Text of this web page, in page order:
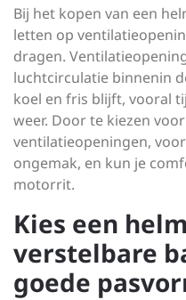
Bij het kopen van een
letten op
dragen.
luchtcirculatie binnenin
koel en fris blijft, vooral
weer. Door te kiezen
ventilatieopeningen,
ongemak, en kun je
motorrit.
Kies een
verstelbare
goede